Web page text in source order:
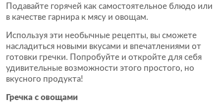
Подавайте горячей как самостоятельное блюдо или
в качестве гарнира к мясу и овощам.
Используя эти необычные рецепты, вы сможете
насладиться новыми вкусами и впечатлениями от
готовки гречки. Попробуйте и откройте для себя
удивительные возможности этого простого, но
вкусного продукта!
Гречка с овощами